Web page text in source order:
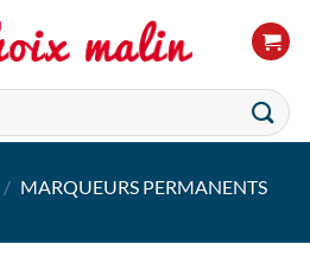
/ MARQUEURS PERMANENTS